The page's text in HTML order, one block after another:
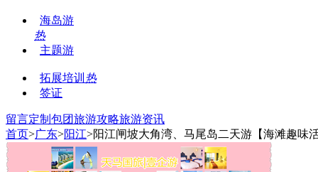
海岛游
热
主题游
拓展培训 热
签证
留言定制包团旅游攻略旅游资讯
首页>广东>阳江>阳江闸坡大角湾、马尾岛二天游【海滩趣味